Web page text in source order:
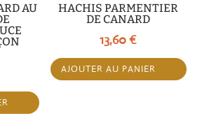
AU
HACHIS PARMENTIER
DE CANARD
13,60€
AJOUTER AU PANIER